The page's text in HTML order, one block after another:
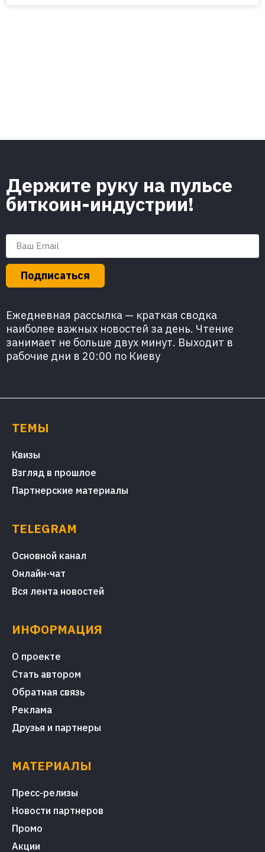
Держите руку на пульсе
биткоин-индустрии!
Подписаться
Ежедневная рассылка — краткая сводка
наиболее важных новостей за день. Чтение
занимает не больше двух минут. Выходит в
рабочие дни в 20:00 по Киеву
ТЕМЫ
Квизы
Взгляд в прошлое
Партнерские материалы
TELEGRAM
Основной канал
Онлайн-чат
Вся лента новостей
ИНФОРМАЦИЯ
О проекте
Стать автором
Обратная связь
Реклама
Друзья и партнеры
МАТЕРИАЛЫ
Пресс-релизы
Новости партнеров
Промо
Акции